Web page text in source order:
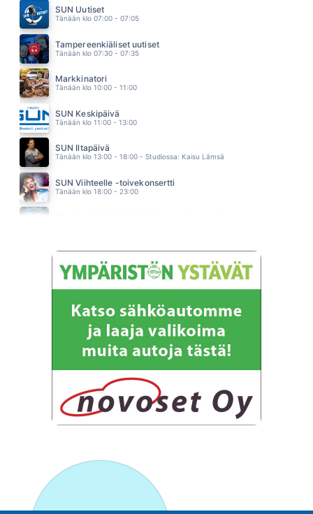
ANSSI KELA
21.20
SAMU HABER
21.17
SUN Uutiset
Tänään klo 07:00 - 07:05
Tampereenkiäliset uutiset
Tänään klo 07:30 - 07:35
Markkinatori
Tänään klo 10:00 - 11:00
SUN Keskipäivä
Tänään klo 11:00 - 13:00
SUN Iltapäivä
Tänään klo 13:00 - 18:00 - Studiossa: Kaisu Lämsä
SUN Viihteelle -toivekonsertti
Tänään klo 18:00 - 23:00